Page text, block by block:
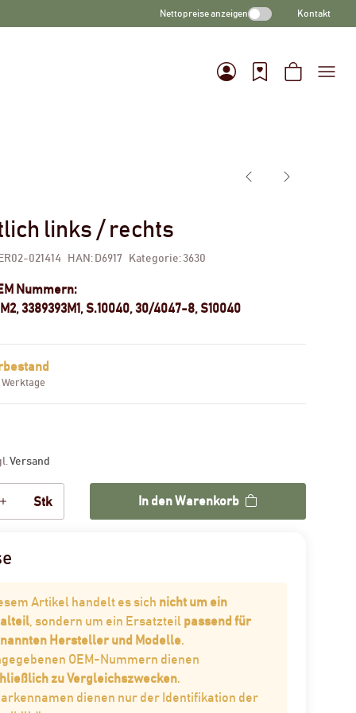
Nettopreise anzeigen Kontakt
links / rechts
ER02-021414 HAN: D6917 Kategorie:3630
Nummern:
3389393M1, S.10040, 30/4047-8, S10040
Werktage
Versand
Stk In den Warenkorb
Artikel handelt es sich nicht um ein
, sondern um ein Ersatzteil passend für
Hersteller und Modelle.
OEM-Nummern dienen
zu Vergleichszwecken.
dienen nur der Identifikation der